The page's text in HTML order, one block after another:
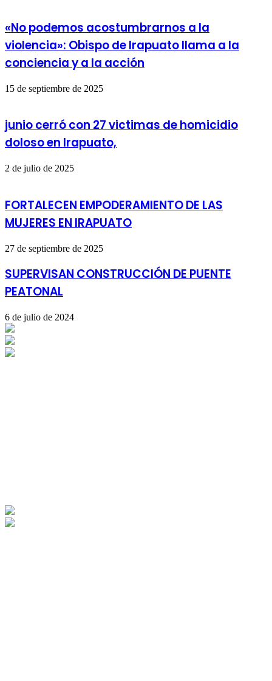
«No podemos acostumbrarnos a la
violencia»: Obispo de Irapuato llama a la
conciencia y a la acción
15 de septiembre de 2025
junio cerró con 27 victimas de homicidio
doloso en Irapuato,
2 de julio de 2025
FORTALECEN EMPODERAMIENTO DE LAS
MUJERES EN IRAPUATO
27 de septiembre de 2025
SUPERVISAN CONSTRUCCIÓN DE PUENTE
PEATONAL
6 de julio de 2024